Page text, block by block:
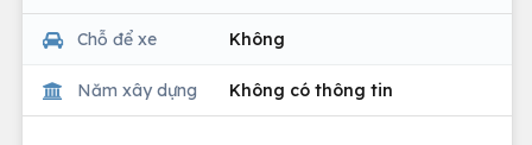
Chỗ để xe Không
Năm xây dựng Không có thông tin